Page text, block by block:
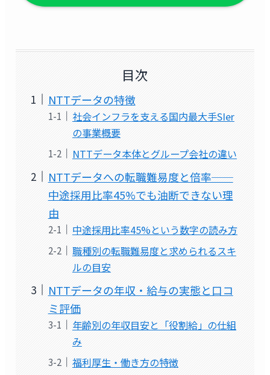
目次
NTTデータの特徴
社会インフラを支える国内最大手SIer
の事業概要
NTTデータ本体とグループ会社の違い
NTTデータへの転職難易度と倍率──
中途採用比率45%でも油断できない理
由
中途採用比率45%という数字の読み方
職種別の転職難易度と求められるスキ
ルの目安
NTTデータの年収・給与の実態と口コ
ミ評価
年齢別の年収目安と「役割給」の仕組
み
福利厚生・働き方の特徴